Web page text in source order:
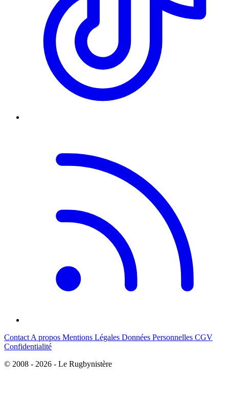
Contact A propos Mentions Légales Données Personnelles CGV
Confidentialité
© 2008 - 2026 - Le Rugbynistère